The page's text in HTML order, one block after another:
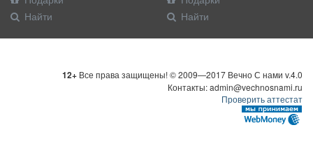
Найти
Найти
12+ Все права защищены! © 2009—2017 Вечно С нами v.4.0
Контакты: admin@vechnosnami.ru
Проверить аттестат